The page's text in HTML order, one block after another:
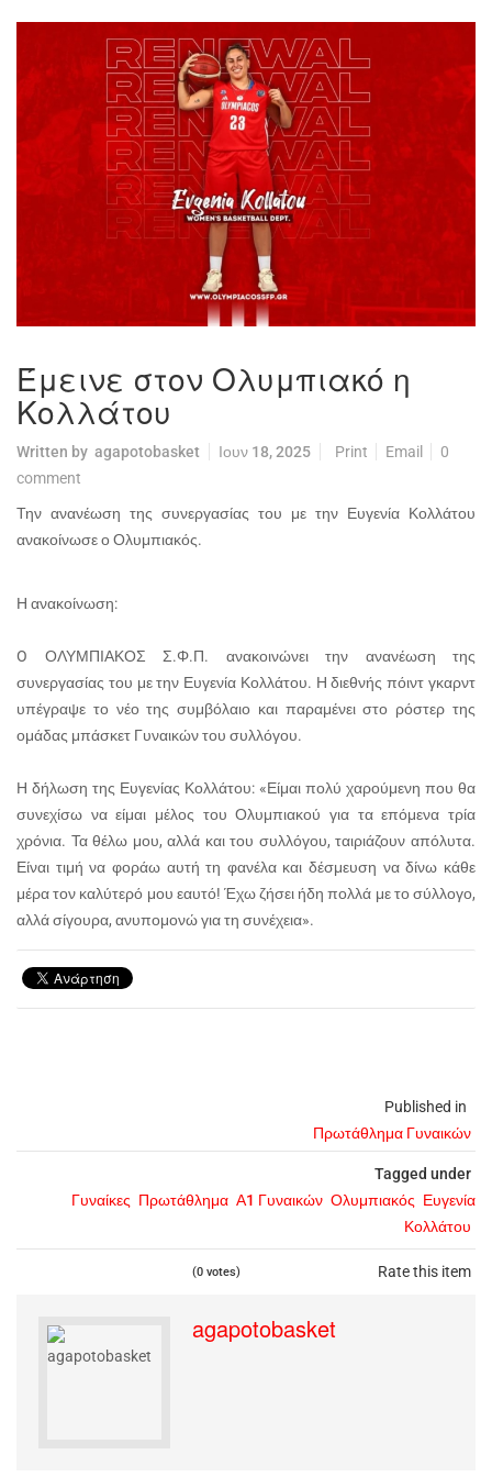
Έμεινε στον Ολυμπιακό η
Κολλάτου
Written by agapotobasket Ιουν 18, 2025 Print Email
0
comment
Published in
Πρωτάθλημα Γυναικών
Tagged under
Γυναίκες Πρωτάθλημα Α1 Γυναικών Ολυμπιακός Ευγενία
Κολλάτου
Rate this item
(0 votes)
Την ανανέωση της συνεργασίας του με την Ευγενία Κολλάτου
ανακοίνωσε ο Ολυμπιακός.
Η ανακοίνωση:
O ΟΛΥΜΠΙΑΚΟΣ Σ.Φ.Π. ανακοινώνει την ανανέωση της
συνεργασίας του με την Ευγενία Κολλάτου. Η διεθνής πόιντ γκαρντ
υπέγραψε το νέο της συμβόλαιο και παραμένει στο ρόστερ της
ομάδας μπάσκετ Γυναικών του συλλόγου.
Η δήλωση της Ευγενίας Κολλάτου: «Είμαι πολύ χαρούμενη που θα
συνεχίσω να είμαι μέλος του Ολυμπιακού για τα επόμενα τρία
χρόνια. Τα θέλω μου, αλλά και του συλλόγου, ταιριάζουν απόλυτα.
Είναι τιμή να φοράω αυτή τη φανέλα και δέσμευση να δίνω κάθε
μέρα τον καλύτερό μου εαυτό! Έχω ζήσει ήδη πολλά με το σύλλογο,
αλλά σίγουρα, ανυπομονώ για τη συνέχεια».
agapotobasket